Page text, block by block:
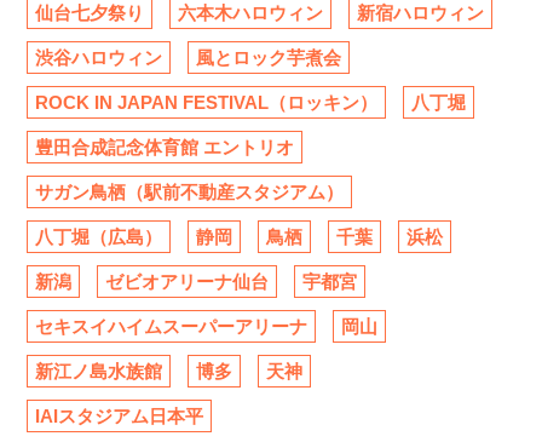
仙台七夕祭り 六本木ハロウィン 新宿ハロウィン
渋谷ハロウィン 風とロック芋煮会
ROCK IN JAPAN FESTIVAL（ロッキン） 八丁堀
豊田合成記念体育館 エントリオ
サガン鳥栖（駅前不動産スタジアム）
八丁堀（広島） 静岡 鳥栖 千葉 浜松
新潟 ゼビオアリーナ仙台 宇都宮
セキスイハイムスーパーアリーナ 岡山
新江ノ島水族館 博多 天神
IAIスタジアム日本平